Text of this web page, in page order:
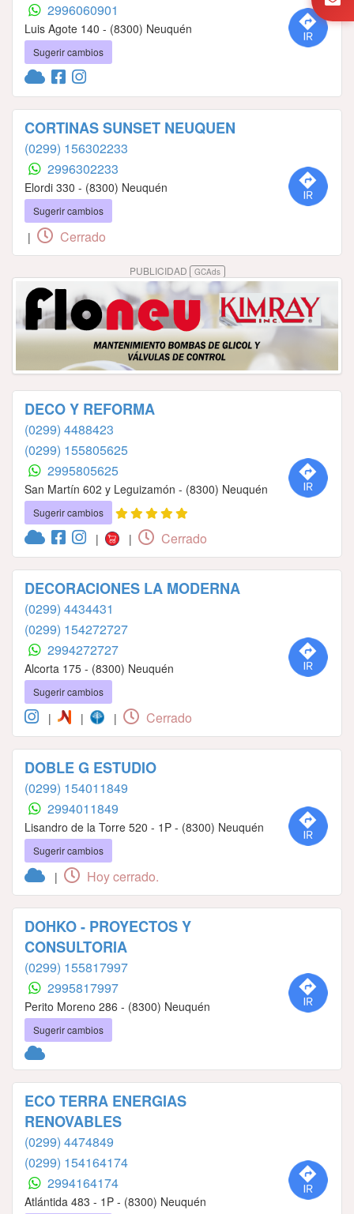
2996060901
Luis Agote 140 - (8300) Neuquén
Sugerir cambios
CORTINAS SUNSET NEUQUEN
(0299) 156302233
2996302233
Elordi 330 - (8300) Neuquén
Sugerir cambios
| Cerrado
PUBLICIDAD GCAds
DECO Y REFORMA
(0299) 4488423
(0299) 155805625
2995805625
San Martín 602 y Leguizamón - (8300) Neuquén
Sugerir cambios
| | Cerrado
DECORACIONES LA MODERNA
(0299) 4434431
(0299) 154272727
2994272727
Alcorta 175 - (8300) Neuquén
Sugerir cambios
| | | Cerrado
DOBLE G ESTUDIO
(0299) 154011849
2994011849
Lisandro de la Torre 520 - 1P - (8300) Neuquén
Sugerir cambios
| Hoy cerrado.
DOHKO - PROYECTOS Y
CONSULTORIA
(0299) 155817997
2995817997
Perito Moreno 286 - (8300) Neuquén
Sugerir cambios
ECO TERRA ENERGIAS
RENOVABLES
(0299) 4474849
(0299) 154164174
2994164174
Atlántida 483 - 1P - (8300) Neuquén